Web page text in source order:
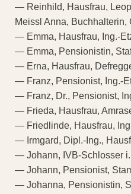
— Reinhild, Hausfrau,
Meissl Anna,
— Emma, Hausfrau, Ing.-
— Emma, Pensionistin,
— Erna, Hausfrau,
— Franz, Pensionist, Ing.-
— Franz, Dr., Pensionist,
— Frieda, Hausfrau,
— Friedlinde, Hausfrau,
— Irmgard, Dipl.-Ing.,
— Johann, IVB-Schlosser
— Johann, Pensionist,
— Johanna, Pensionistin,